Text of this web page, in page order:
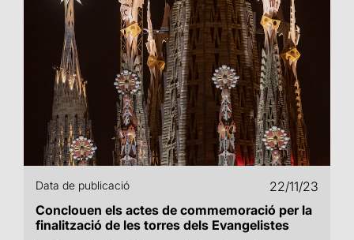
Data de publicació
22/11/23
Conclouen els actes de commemoració per la
finalització de les torres dels Evangelistes